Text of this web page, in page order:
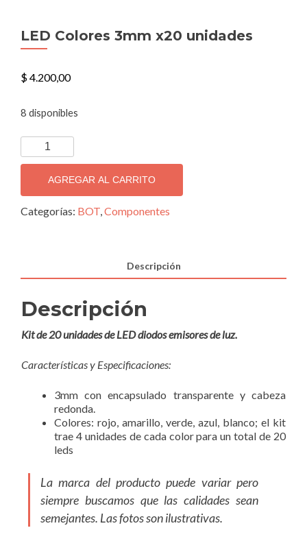
LED Colores 3mm x20 unidades
$4.200,00
8 disponibles
Colores
x20
unidades
AGREGAR AL CARRITO
Categorías: BOT Componentes
Descripción
Descripción
Kit de 20 unidades de LED diodos emisores de luz.
Características y Especificaciones:
3mm con encapsulado transparente y cabeza
redonda.
Colores: rojo, amarillo, verde, azul, blanco; el kit
trae 4 unidades de cada color para un total de 20
leds
La marca del producto puede variar pero
siempre buscamos que las calidades sean
semejantes. Las fotos son ilustrativas.